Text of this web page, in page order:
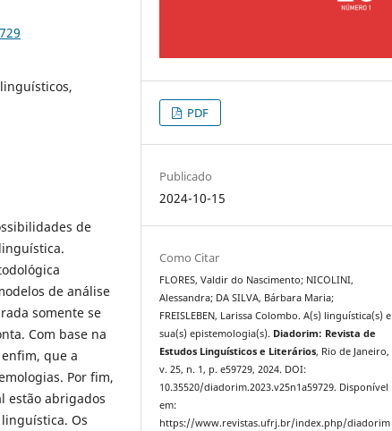
de
de análise
somente se
Com base na
que a
Por fim,
estão abrigados
Os
PDF
Publicado
2024-10-15
Como Citar
FLORES, Valdir do Nascimento; NICOLINI,
Alessandra; DA SILVA, Bárbara Maria;
FREISLEBEN, Larissa Colombo. A(s) linguística(s) e
sua(s) epistemologia(s). Diadorim: Revista de
Estudos Linguísticos e Literários, Rio de Janeiro,
v. 25, n. 1, p. e59729, 2024. DOI:
10.35520/diadorim.2023.v25n1a59729. Disponível
em:
https://www.revistas.ufrj.br/index.php/diadorim